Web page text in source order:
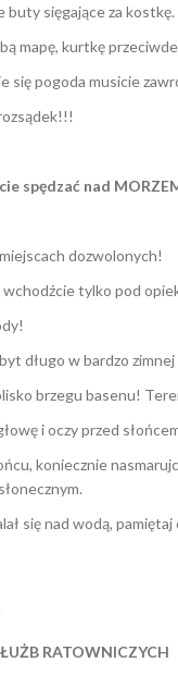
buty sięgające za kostkę.
mapę, kurtkę
się pogoda musicie
spędzać nad
dozwolonych!
tylko pod
długo w bardzo zimnej
brzegu basenu!
i oczy przed
koniecznie
się nad wodą,
RATOWNICZYCH